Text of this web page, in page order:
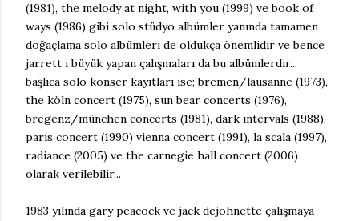
(1981), the melody at night, with you (1999) ve book of
ways (1986) gibi solo stüdyo albümler yanında tamamen
doğaçlama solo albümleri de oldukça önemlidir ve bence
jarrett i büyük yapan çalışmaları da bu albümlerdir...
başlıca solo konser kayıtları ise; bremen/lausanne (1973),
the köln concert (1975), sun bear concerts (1976),
bregenz/münchen concerts (1981), dark ıntervals (1988),
paris concert (1990) vienna concert (1991), la scala (1997),
radiance (2005) ve the carnegie hall concert (2006)
olarak verilebilir...
1983 yılında gary peacock ve jack dejohnette çalışmaya